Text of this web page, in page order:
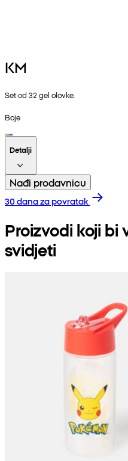
KM
Set od 32 gel olovke.
Boje
Detalji
Nađi prodavnicu
30 dana za povratak
Proizvodi koji bi
svidjeti